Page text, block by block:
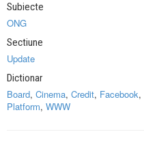
Subiecte
ONG
Sectiune
Update
Dictionar
Board, Cinema, Credit, Facebook,
Platform, WWW